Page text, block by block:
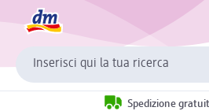
Inserisci qui la tua ricerca
Spedizione